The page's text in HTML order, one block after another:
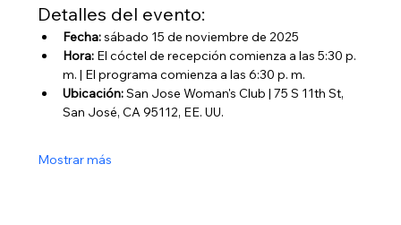
Detalles del evento:
Fecha: sábado 15 de noviembre de 2025
Hora: El cóctel de recepción comienza a las 5:30 p.
m. | El programa comienza a las 6:30 p. m.
Ubicación: San Jose Woman's Club | 75 S 11th St,
San José, CA 95112, EE. UU.
Mostrar más